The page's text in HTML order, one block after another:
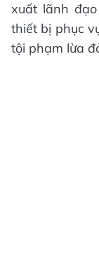
xuất lãnh
thiết bị phục
tội phạm lừa